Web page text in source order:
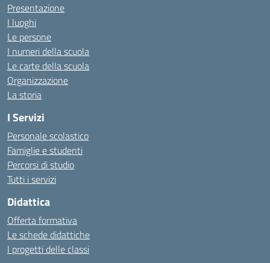
Presentazione
I luoghi
Le persone
I numeri della scuola
Le carte della scuola
Organizzazione
La storia
I Servizi
Personale scolastico
Famiglie e studenti
Percorsi di studio
Tutti i servizi
Didattica
Offerta formativa
Le schede didattiche
I progetti delle classi